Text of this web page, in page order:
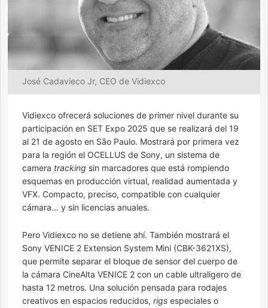
José Cadavieco Jr, CEO de Vidiexco
Vidiexco ofrecerá soluciones de primer nivel durante su
participación en SET Expo 2025 que se realizará del 19
al 21 de agosto en São Paulo. Mostrará por primera vez
para la región el OCELLUS de Sony, un sistema de
camera tracking sin marcadores que está rompiendo
esquemas en producción virtual, realidad aumentada y
VFX. Compacto, preciso, compatible con cualquier
cámara… y sin licencias anuales.
Pero Vidiexco no se detiene ahí. También mostrará el
Sony VENICE 2 Extension System Mini (CBK-3621XS),
que permite separar el bloque de sensor del cuerpo de
la cámara CineAlta VENICE 2 con un cable ultraligero de
hasta 12 metros. Una solución pensada para rodajes
creativos en espacios reducidos, rigs especiales o